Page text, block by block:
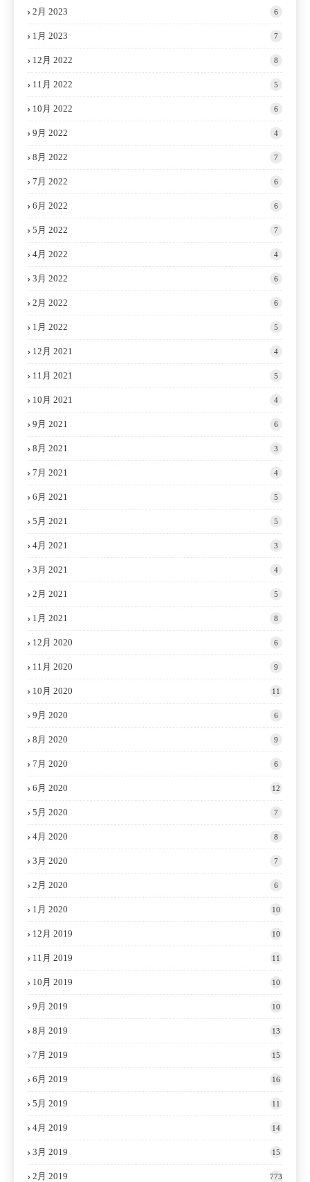
2月 2023 6
1月 2023 7
12月 2022 8
11月 2022 5
10月 2022 6
9月 2022 4
8月 2022 7
7月 2022 6
6月 2022 6
5月 2022 7
4月 2022 4
3月 2022 6
2月 2022 6
1月 2022 5
12月 2021 4
11月 2021 5
10月 2021 4
9月 2021 6
8月 2021 3
7月 2021 4
6月 2021 5
5月 2021 5
4月 2021 3
3月 2021 4
2月 2021 5
1月 2021 8
12月 2020 6
11月 2020 9
10月 2020 11
9月 2020 6
8月 2020 9
7月 2020 6
6月 2020 12
5月 2020 7
4月 2020 8
3月 2020 7
2月 2020 6
1月 2020 10
12月 2019 10
11月 2019 11
10月 2019 10
9月 2019 10
8月 2019 13
7月 2019 15
6月 2019 16
5月 2019 11
4月 2019 14
3月 2019 15
2月 2019 773